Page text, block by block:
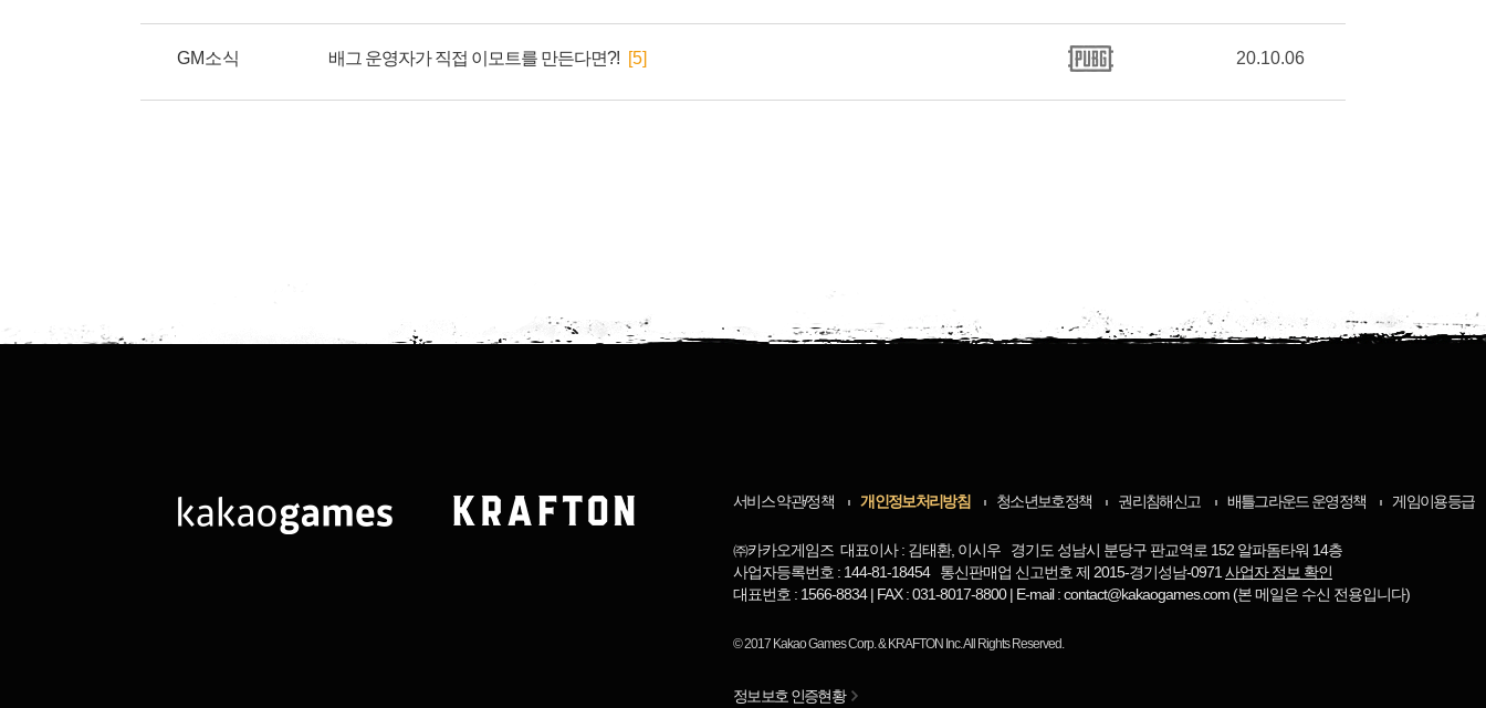
GM소식 배그 운영자가 직접 이모트를 만든다면?! [5] 20.10.06
서비스 약관/정책 개인정보처리방침 청소년보호정책 권리침해신고 배틀그라운드 운영정책 게임이용등급
㈜카카오게임즈 대표이사 : 김태환, 이시우 경기도 성남시 분당구 판교역로 152 알파돔타워 14층
사업자등록번호 : 144-81-18454 통신판매업 신고번호 제 2015-경기성남-0971 사업자 정보 확인
대표번호 : 1566-8834 | FAX : 031-8017-8800 | E-mail : contact@kakaogames.com (본 메일은 수신 전용입니다)
© 2017 Kakao Games Corp.& KRAFTON Inc.All Rights Reserved.
정보보호 인증현황